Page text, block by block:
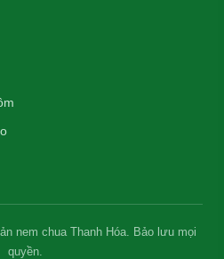
nem chua Thanh Hóa. Bảo lưu mọi
quyền.